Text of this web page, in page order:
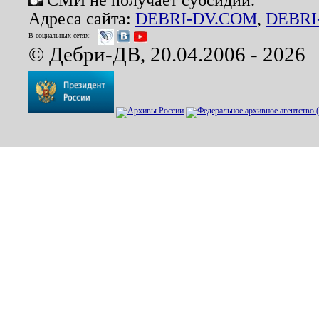
Адреса сайта: DEBRI-DV.COM,
В социальных сетях:
© Дебри-ДВ, 20.04.2006 - 2026